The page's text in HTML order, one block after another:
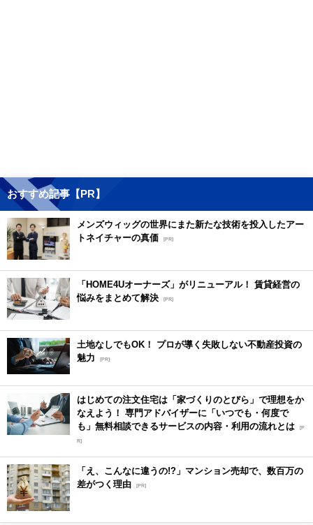
おすすめ記事【PR】
メンズウィッグの世界にまた新たな技術を投入したアー
トネイチャーの真価 [PR]
「HOME4Uオーナーズ」がリニューアル！ 賃貸経営の
悩みをまとめて解決 [PR]
土地なしでもOK！ プロが導く失敗しない不動産投資の
魅力
[PR]
はじめての注文住宅は「家づくりのとびら」で理想をか
なえよう！ 専門アドバイザーに「いつでも・何度で
も」無料相談できるサービスの内容・利用の流れとは [P
R]
「え、こんなに違うの!?」マンション売却で、数百万の
差がつく理由 [PR]